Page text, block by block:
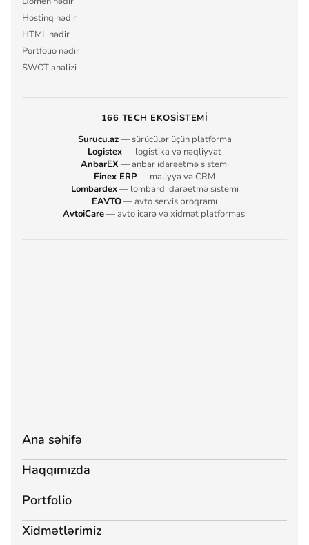
Hostinq nədir
HTML nədir
Portfolio nədir
SWOT analizi
166 TECH EKOSISTEMI
Surucu.az— sürücülər üçün platforma
Logistex— logistika və nəqliyyat
AnbarEX — anbar idarəetmə sistemi
Finex ERP— maliyyə və CRM
Lombardex— lombard idarəetmə sistemi
EAVTO— avto servis proqramı
AvtoiCare— avto icarə və xidmət platforması
Ana səhifə
Haqqımızda
Portfolio
Xidmətlərimiz